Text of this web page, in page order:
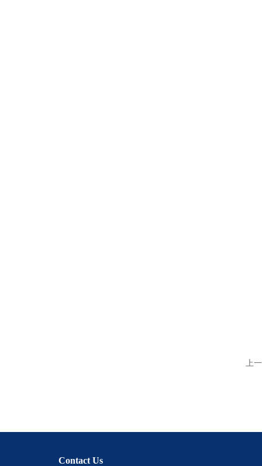
上
Contact Us